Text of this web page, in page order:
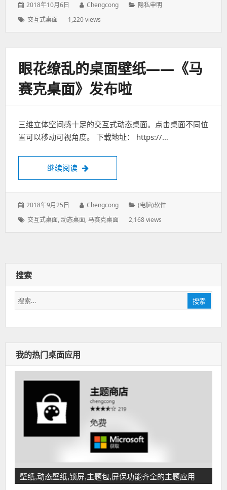
发
表
于：
2018年10月6日
作
Chengcong
分
隐私申明
标
交互式桌面 1,220 views
眼花缭乱的桌面壁纸——《马
赛克桌面》发布啦
三维立体空间感十足的交互式动态桌面。点击桌面不同位
置可以移动可视角度。 下载地址： https://…
继续阅读 眼花缭乱的桌面壁纸——《马赛克桌面》发
发
表
于：
2018年9月25日
作
者：
Chengcong
分
(电脑)软件
标
交互式桌面,动态桌面,马赛克桌面 2,168 views
搜索
搜
索：
搜索
我的热门桌面应用
壁纸,动态壁纸,锁屏,主题包,屏保功能齐全的主题应用